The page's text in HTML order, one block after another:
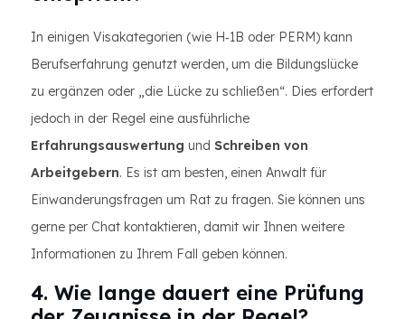
In einigen Visakategorien (wie H‑1B oder PERM) kann
Berufserfahrung genutzt werden, um die Bildungslücke
zu ergänzen oder „die Lücke zu schließen“. Dies erfordert
jedoch in der Regel eine ausführliche
Erfahrungsauswertung und Schreiben von
Arbeitgebern. Es ist am besten, einen Anwalt für
Einwanderungsfragen um Rat zu fragen. Sie können uns
gerne per Chat kontaktieren, damit wir Ihnen weitere
Informationen zu Ihrem Fall geben können.
4. Wie lange dauert eine Prüfung